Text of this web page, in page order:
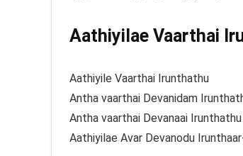
Aathiyilae Vaarthai
Aathiyile Vaarthai Irunthathu
Antha vaarthai Devanidam
Antha vaarthai Devanaai Irunthathu
Aathiyilae Avar Devanodu